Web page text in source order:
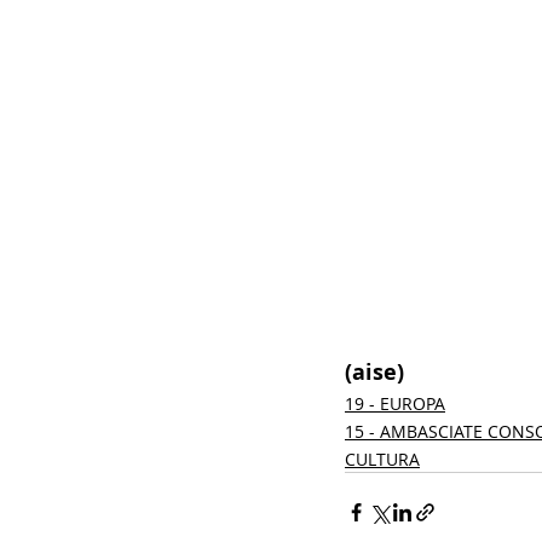
(aise)
19 - EUROPA
15 - AMBASCIATE
CULTURA